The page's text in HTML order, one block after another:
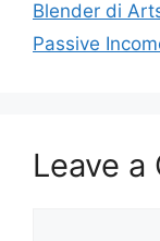
Blender di
Passive
Leave a